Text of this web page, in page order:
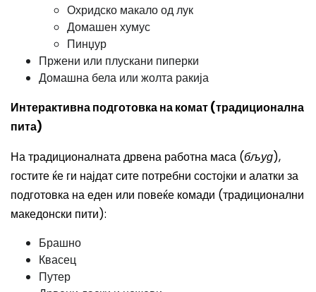
Охридско макало од лук
Домашен хумус
Пинџур
Пржени или плускани пиперки
Домашна бела или жолта ракија
Интерактивна подготовка на комат (традиционална
пита)
На традиционалната дрвена работна маса (бљуд),
гостите ќе ги најдат сите потребни состојки и алатки за
подготовка на еден или повеќе комади (традиционални
македонски пити):
Брашно
Квасец
Путер